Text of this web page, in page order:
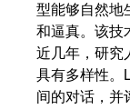
型能够自然地
和逼真。该技
近几年，研究
具有多样性。
间的对话，并